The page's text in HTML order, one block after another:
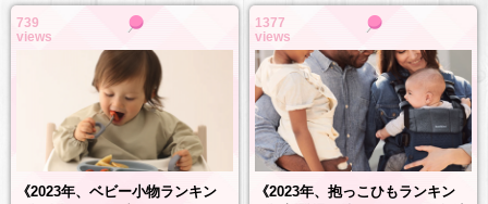
739
views
《2023年、ベビー小物ランキン
1377
views
《2023年、抱っこひもランキン